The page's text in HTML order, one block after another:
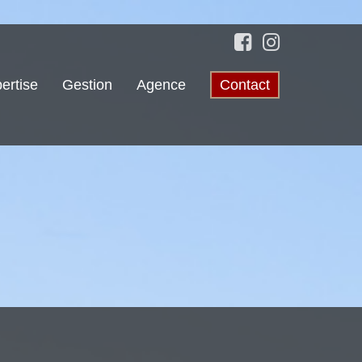
Gestion Agence Contact